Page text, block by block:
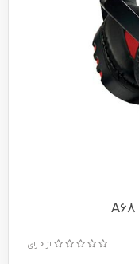
از 0 رای